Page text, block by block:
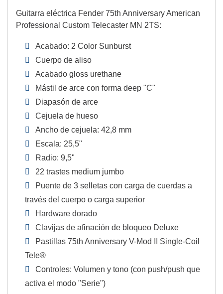
Guitarra eléctrica Fender 75th Anniversary American
Professional Custom Telecaster MN 2TS:
Acabado: 2 Color Sunburst
Cuerpo de aliso
Acabado gloss urethane
Mástil de arce con forma deep "C"
Diapasón de arce
Cejuela de hueso
Ancho de cejuela: 42,8 mm
Escala: 25,5"
Radio: 9,5"
22 trastes medium jumbo
Puente de 3 selletas con carga de cuerdas a
través del cuerpo o carga superior
Hardware dorado
Clavijas de afinación de bloqueo Deluxe
Pastillas 75th Anniversary V-Mod II Single-Coil
Tele®
Controles: Volumen y tono (con push/push que
activa el modo "Serie")